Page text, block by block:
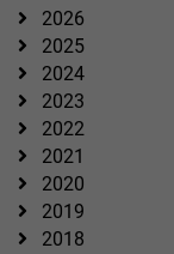
2026
2025
2024
2023
2022
2021
2020
2019
2018